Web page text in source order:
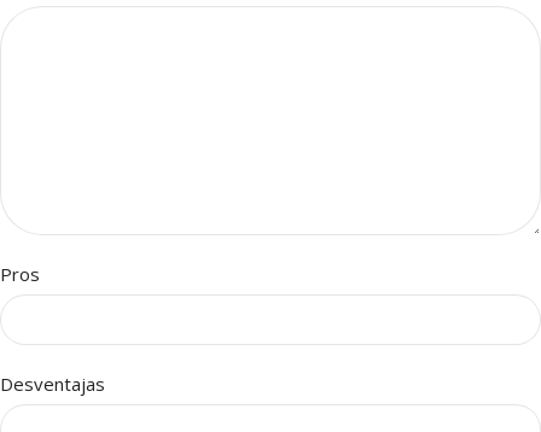
Pros
Desventajas